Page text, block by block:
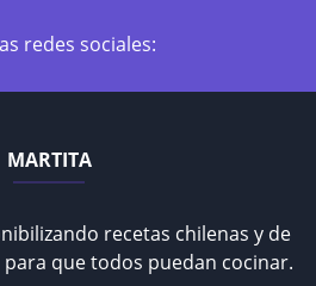
redes sociales:
MARTITA
recetas chilenas y de
que todos puedan cocinar.